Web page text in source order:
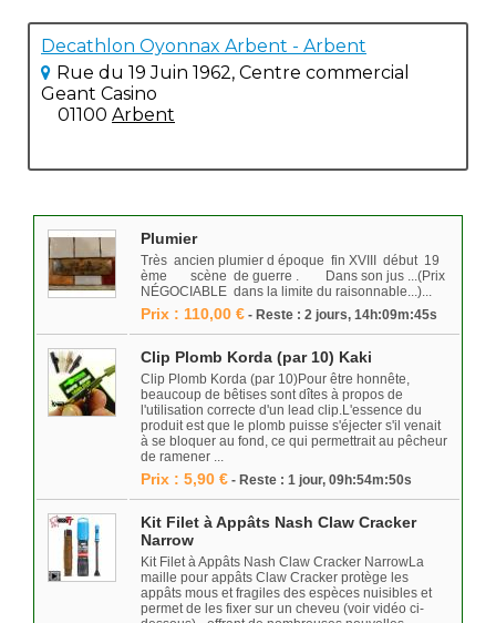
Decathlon Oyonnax Arbent - Arbent
Rue du 19 Juin 1962, Centre commercial
Geant Casino
01100 Arbent
Plumier
Très ancien plumier d époque fin XVIII début 19
ème scène de guerre . Dans son jus ...(Prix
NÉGOCIABLE dans la limite du raisonnable...)...
Prix : 110,00 € - Reste : 2 jours, 14h:09m:45s
Clip Plomb Korda (par 10) Kaki
Clip Plomb Korda (par 10)Pour être honnête,
beaucoup de bêtises sont dîtes à propos de
l'utilisation correcte d'un lead clip.L'essence du
produit est que le plomb puisse s'éjecter s'il venait
à se bloquer au fond, ce qui permettrait au pêcheur
de ramener ...
Prix : 5,90 € - Reste : 1 jour, 09h:54m:50s
Kit Filet à Appâts Nash Claw Cracker
Narrow
Kit Filet à Appâts Nash Claw Cracker NarrowLa
maille pour appâts Claw Cracker protège les
appâts mous et fragiles des espèces nuisibles et
permet de les fixer sur un cheveu (voir vidéo ci-